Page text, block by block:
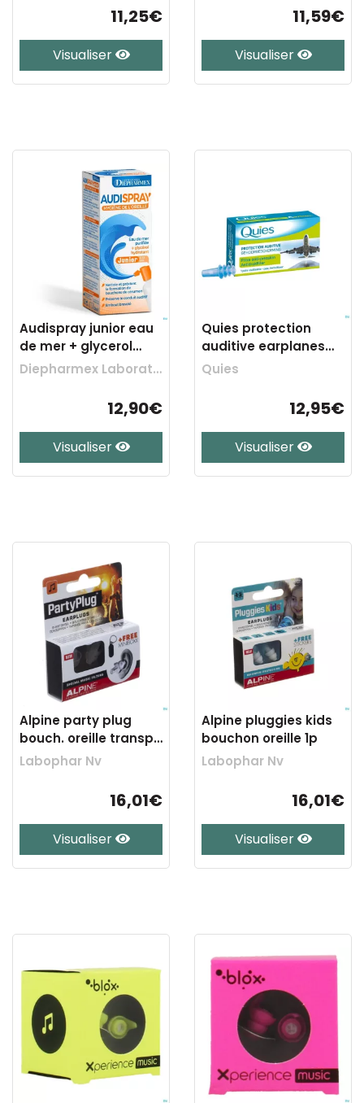
11,25€
Visualiser
11,59€
Visualiser
Audispray junior eau
de mer + glycerol
25ml
Diepharmex Laboratoires
12,90€
Visualiser
Quies protection
auditive earplanes
ad 1 paire
Quies
12,95€
Visualiser
Alpine party plug
bouch. oreille transp.
new 1p
Labophar Nv
16,01€
Visualiser
Alpine pluggies kids
bouchon oreille 1p
Labophar Nv
16,01€
Visualiser